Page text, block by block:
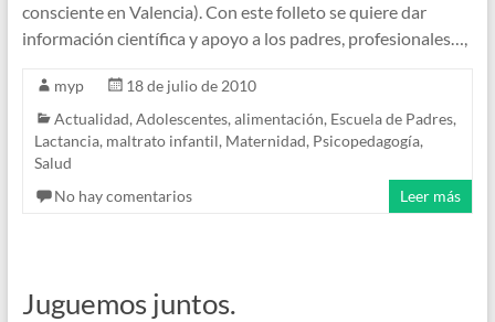
consciente en Valencia). Con este folleto se quiere dar
información científica y apoyo a los padres, profesionales…,
myp
18 de julio de 2010
Actualidad, Adolescentes, alimentación, Escuela de Padres,
Lactancia, maltrato infantil, Maternidad, Psicopedagogía,
Salud
No hay comentarios
Leer más
Juguemos juntos.